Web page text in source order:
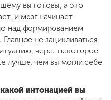
вы готовы, а это
и мозг начинает
над формированием
не зацикливаться
через некоторое
лучше, чем вы могли себе
интонацией вы